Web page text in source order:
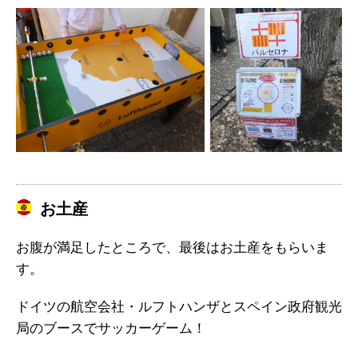
お土産
お腹が満足したところで、最後はお土産をもらいま
す。
ドイツの航空会社・ルフトハンザとスペイン政府観光
局のブースでサッカーゲーム！